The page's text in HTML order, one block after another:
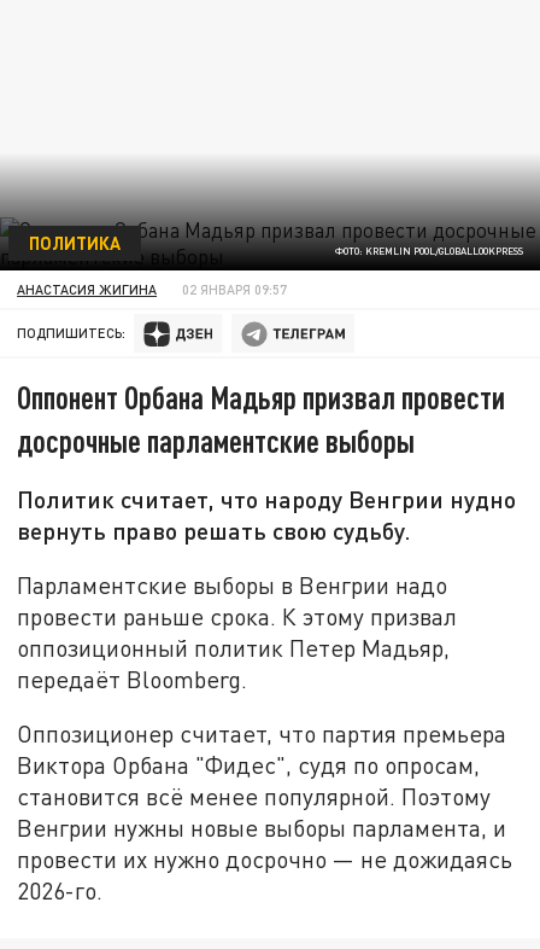
ФОТО: KREMLIN POOL/GLOBALLOOKPRESS
ПОЛИТИКА
АНАСТАСИЯ ЖИГИНА 02 ЯНВАРЯ 09:57
ПОДПИШИТЕСЬ:
Оппонент Орбана Мадьяр призвал провести
досрочные парламентские выборы
Политик считает, что народу Венгрии нудно
вернуть право решать свою судьбу.
Парламентские выборы в Венгрии надо
провести раньше срока. К этому призвал
оппозиционный политик Петер Мадьяр,
передаёт Bloomberg.
Оппозиционер считает, что партия премьера
Виктора Орбана "Фидес", судя по опросам,
становится всё менее популярной. Поэтому
Венгрии нужны новые выборы парламента, и
провести их нужно досрочно — не дожидаясь
2026-го.